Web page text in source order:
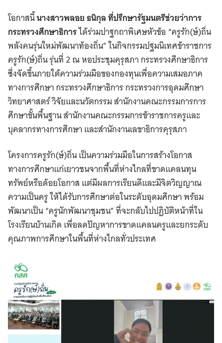
โอกาสนี้นางสาวพลอย ธนิกุล ที่ปรึกษารัฐมนตรีช่วยว่าการ
กระทรวงศึกษาธิการได้ร่วมปาฐกถาพิเศษหัวข้อ “ครูรัก(ษ์)ถิ่น
พลังคนรุ่นใหม่พัฒนาท้องถิ่น” ในกิจกรรมปฐมนิเทศข้าราชการ
ครูรัก(ษ์)ถิ่น รุ่นที่ 2 ณ หอประชุมคุรุสภา กระทรวงศึกษาธิการ
ซึ่งจัดขึ้นภายใต้ความร่วมมือของกองทุนเพื่อความเสมอภาค
ทางการศึกษา กระทรวงศึกษาธิการ กระทรวงการอุดมศึกษา
วิทยาศาสตร์ วิจัยและนวัตกรรม สำนักงานคณะกรรมการการ
ศึกษาขั้นพื้นฐาน สำนักงานคณะกรรมการข้าราชการครูและ
บุคลากรทางการศึกษา และสำนักงานเลขาธิการคุรุสภา
โครงการครูรัก(ษ์)ถิ่น เป็นความร่วมมือในการสร้างโอกาส
ทางการศึกษาแก่เยาวชนจากพื้นที่ห่างไกลที่ขาดแคลนทุน
ทรัพย์หรือด้อยโอกาส แต่มีผลการเรียนดีและมีจิตวิญญาณ
ความเป็นครู ให้ได้รับการศึกษาต่อในระดับอุดมศึกษา พร้อม
พัฒนาเป็น “ครูนักพัฒนาชุมชน” ที่จะกลับไปปฏิบัติหน้าที่ใน
โรงเรียนบ้านเกิด เพื่อลดปัญหาการขาดแคลนครูและยกระดับ
คุณภาพการศึกษาในพื้นที่ห่างไกลทั่วประเทศ